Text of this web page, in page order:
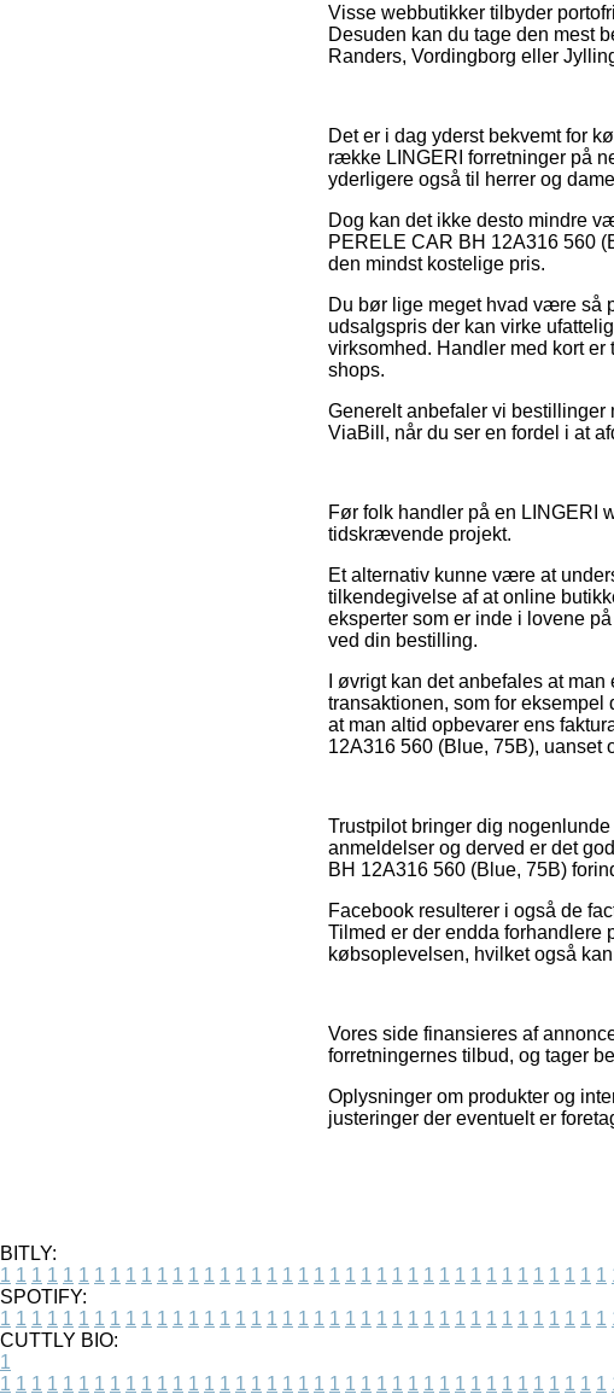
Visse webbutikker tilbyder
Desuden kan du tage den mest
Randers, Vordingborg eller
Det er i dag yderst bekvemt for
række LINGERI forretninger på
yderligere også til herrer og
Dog kan det ikke desto mindre
PERELE CAR BH 12A316 560
den mindst kostelige pris.
Du bør lige meget hvad være så
udsalgspris der kan virke
virksomhed. Handler med kort
shops.
Generelt anbefaler vi bestillinger
ViaBill, når du ser en fordel i at
Før folk handler på en LINGERI
tidskrævende projekt.
Et alternativ kunne være at
tilkendegivelse af at online
eksperter som er inde i lovene
ved din bestilling.
I øvrigt kan det anbefales at
transaktionen, som for eksempel
at man altid opbevarer ens
12A316 560 (Blue, 75B), uanset
Trustpilot bringer dig
anmeldelser og derved er det
BH 12A316 560 (Blue, 75B)
Facebook resulterer i også de
Tilmed er der endda forhandlere
købsoplevelsen, hvilket også
Vores side finansieres af
forretningernes tilbud, og tager
Oplysninger om produkter og
justeringer der eventuelt er
BITLY:
1 1 1 1 1 1 1 1 1 1 1 1 1 1 1 1 1 1 1 1 1 1 1 1 1 1 1 1 1 1 1 1 1 1 1 1 1 1 1
SPOTIFY:
1 1 1 1 1 1 1 1 1 1 1 1 1 1 1 1 1 1 1 1 1 1 1 1 1 1 1 1 1 1 1 1 1 1 1 1 1 1 1
CUTTLY BIO:
1
1 1 1 1 1 1 1 1 1 1 1 1 1 1 1 1 1 1 1 1 1 1 1 1 1 1 1 1 1 1 1 1 1 1 1 1 1 1 1